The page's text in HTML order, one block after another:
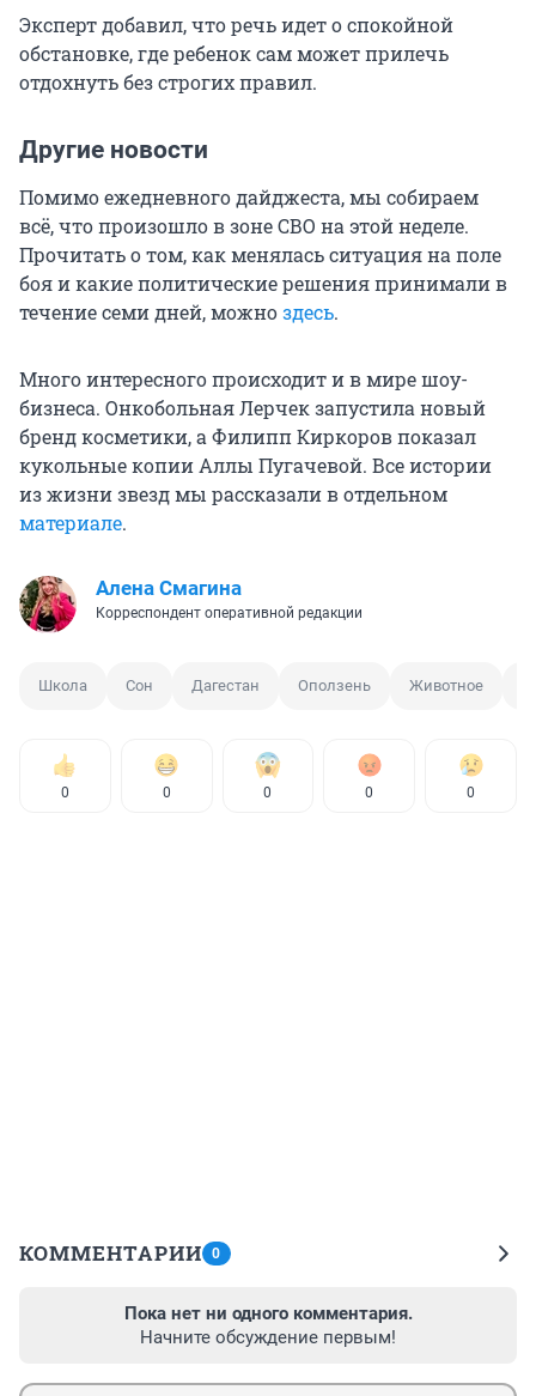
Эксперт добавил, что речь идет о спокойной
обстановке, где ребенок сам может прилечь
отдохнуть без строгих правил.
Другие новости
Помимо ежедневного дайджеста, мы собираем
всё, что произошло в зоне СВО на этой неделе.
Прочитать о том, как менялась ситуация на поле
боя и какие политические решения принимали в
течение семи дней, можноздесь.
Много интересного происходит и в мире шоу-
бизнеса. Онкобольная Лерчек запустила новый
бренд косметики, а Филипп Киркоров показал
кукольные копии Аллы Пугачевой. Все истории
из жизни звезд мы рассказали в отдельном
материале.
Алена Смагина
Корреспондент оперативной редакции
Школа Сон Дагестан Оползень Животное
0 0 0 0 0
КОММЕНТАРИИ 0
Пока нет ни одного комментария.
Начните обсуждение первым!